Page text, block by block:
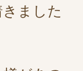
ました